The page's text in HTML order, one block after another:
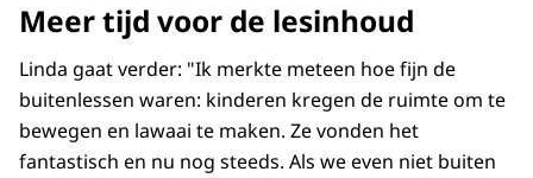
Meer tijd voor de lesinhoud
Linda gaat verder: "Ik merkte meteen hoe fijn de
buitenlessen waren: kinderen kregen de ruimte om te
bewegen en lawaai te maken. Ze vonden het
fantastisch en nu nog steeds. Als we even niet buiten